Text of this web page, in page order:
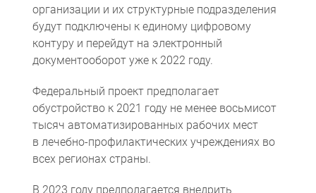
организации и их структурные подразделения
будут подключены к единому цифровому
контуру и перейдут на электронный
документооборот уже к 2022 году.
Федеральный проект предполагает
обустройство к 2021 году не менее восьмисот
тысяч автоматизированных рабочих мест
в лечебно-профилактических учреждениях во
всех регионах страны.
В 2023 году предполагается внедрить